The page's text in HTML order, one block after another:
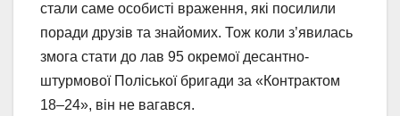
стали саме особисті враження, які посилили
поради друзів та знайомих. Тож коли з’явилась
змога стати до лав 95 окремої десантно-
штурмової Поліської бригади за «Контрактом
18‒24», він не вагався.